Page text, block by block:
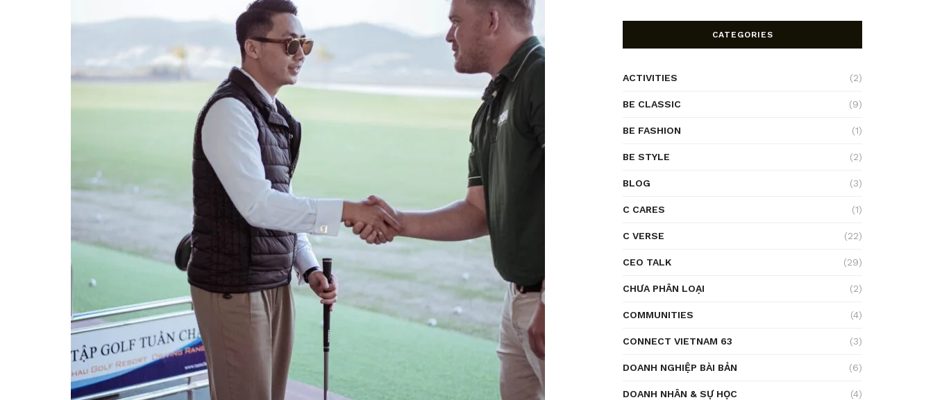
CATEGORIES
ACTIVITIES (2)
BE CLASSIC (9)
BE FASHION (1)
BE STYLE (2)
BLOG (3)
C CARES (1)
C VERSE (22)
CEO TALK (29)
CHƯA PHÂN LOẠI (2)
COMMUNITIES (4)
CONNECT VIETNAM 63 (3)
DOANH NGHIỆP BÀI BẢN (6)
DOANH NHÂN & SỰ HỌC (4)